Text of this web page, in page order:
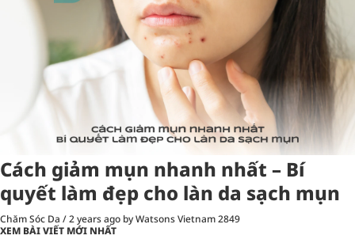
Cách giảm mụn nhanh nhất – Bí
quyết làm đẹp cho làn da sạch mụn
Chăm Sóc Da /2 years ago by Watsons Vietnam2849
XEM BÀI VIẾT MỚI NHẤT